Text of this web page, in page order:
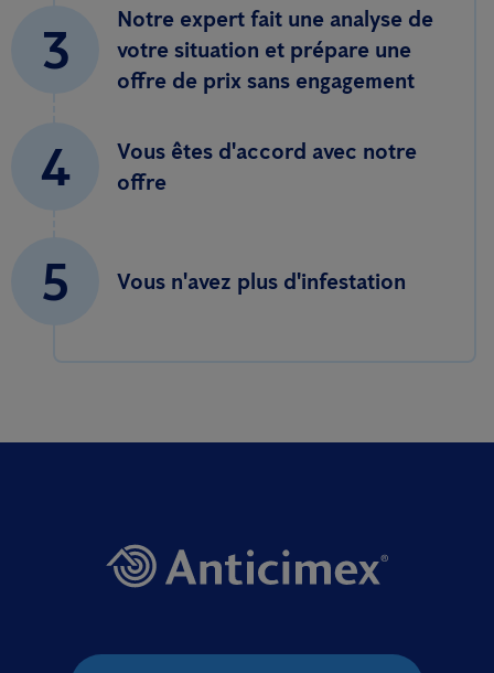
3
Notre expert fait une analyse de
votre situation et prépare une
offre de prix sans engagement
4
Vous êtes d'accord avec notre
offre
5 Vous n'avez plus d'infestation